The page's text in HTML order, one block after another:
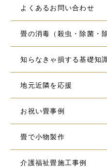
よくあるお問い合わせ
畳の消毒（殺虫・除菌・
知らなきゃ損する基礎知
地元近隣を応援
お祝い畳事例
畳で小物製作
介護福祉畳施工事例